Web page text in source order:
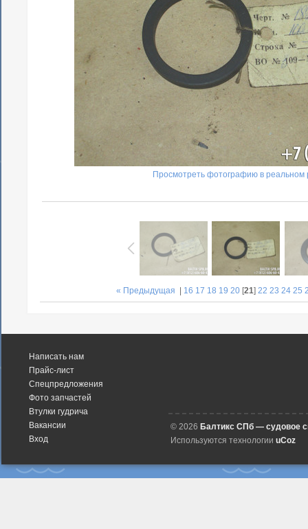
Просмотреть фотографию в реальном
« Предыдущая 16 17 18 19 20[21] 22 23 24 25
Написать нам
Прайс-лист
Спецпредложения
Фото запчастей
Втулки гудрича
Вакансии
Вход
© 2026 Балтикс СПб — судовое
Используются технологии uCoz